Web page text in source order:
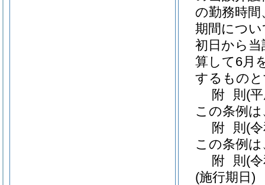
の勤務時間
期間につ
初日から
算して6月
するもの
附 則 (
この条例
附 則 (
この条例
附 則 (
(施行期日)